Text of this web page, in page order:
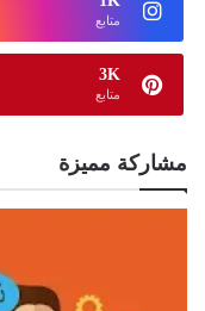
متابع
3K
متابع
مشاركة مميزة